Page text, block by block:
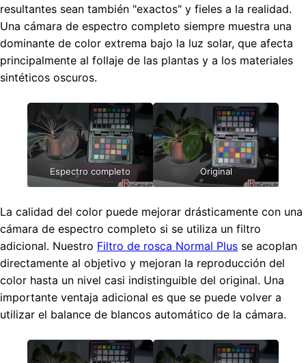
resultantes sean también "exactos" y fieles a la realidad.
Una cámara de espectro completo siempre muestra una
dominante de color extrema bajo la luz solar, que afecta
principalmente al follaje de las plantas y a los materiales
sintéticos oscuros.
Espectro completo Original
La calidad del color puede mejorar drásticamente con una
cámara de espectro completo si se utiliza un filtro
adicional. Nuestro Filtro de rosca Normal Plus se acoplan
directamente al objetivo y mejoran la reproducción del
color hasta un nivel casi indistinguible del original. Una
importante ventaja adicional es que se puede volver a
utilizar el balance de blancos automático de la cámara.